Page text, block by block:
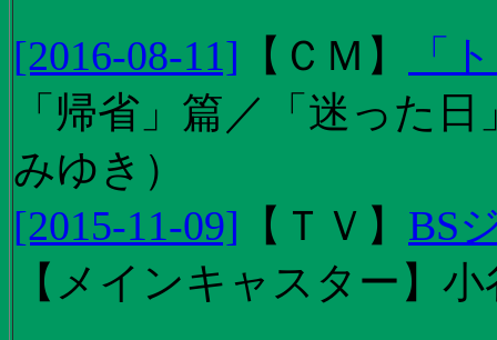
[2016-08-11] 【 ＣＭ 】
「
「帰省」篇／「迷った
みゆき）
[2015-11-09] 【 ＴＶ 】 BS
【メインキャスター】